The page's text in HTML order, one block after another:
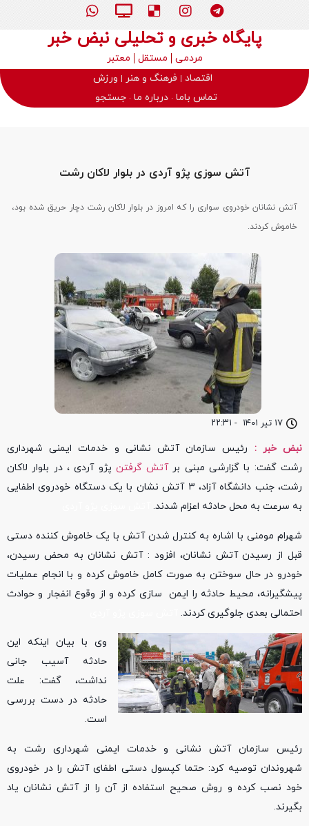
پایگاه خبری و تحلیلی نبض خبر
مردمی مستقل
معتبر
اقتصاد
فرهنگ و هنر
ورزش
تماس باما درباره ما جستجو
۱۷ تیر ۱۴۰۱ - ۲۲:۳۱
آتش سوزی پژو آردی در بلوار لاکان رشت
آتش نشانان خودروی سواری را که امروز در بلوار لاکان رشت دچار حریق شده بود،
خاموش کردند.
نبض خبر : رئیس سازمان آتش نشانی و خدمات ایمنی شهرداری
رشت گفت: با گزارشی مبنی بر آتش گرفتن پژو آردی ، در بلوار لاکان
رشت، جنب دانشگاه آزاد، ۳ آتش نشان با یک دستگاه خودروی اطفایی
به سرعت به محل حادثه اعزام شدند.
شهرام مومنی با اشاره به کنترل شدن آتش با یک خاموش کننده دستی
قبل از رسیدن آتش نشانان، افزود : آتش نشانان به محض رسیدن،
خودرو در حال سوختن به صورت کامل خاموش کرده و با انجام عملیات
پیشگیرانه، محیط حادثه را ایمن سازی کرده و از وقوع انفجار و حوادث
احتمالی بعدی جلوگیری کردند.
وی با بیان اینکه این
حادثه آسیب جانی
نداشت، گفت: علت
حادثه در دست بررسی
است.
رئیس سازمان آتش نشانی و خدمات ایمنی شهرداری رشت به
شهروندان توصیه کرد: حتما کپسول دستی اطفای آتش را در خودروی
خود نصب کرده و روش صحیح استفاده از آن را از آتش نشانان یاد
بگیرند.